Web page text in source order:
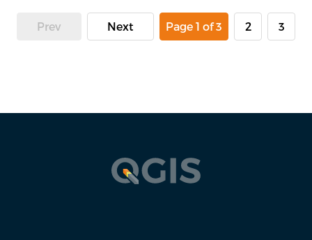
Prev Next Page 1 of 3 2 3